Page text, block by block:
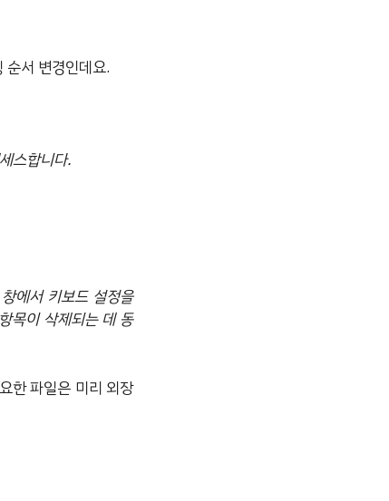
순서 변경인데요.
스합니다.
에서 키보드 설정을
목이 삭제되는 데 동
한 파일은 미리 외장